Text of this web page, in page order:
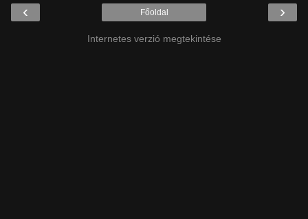
‹ ›
Főoldal
Internetes verzió megtekintése